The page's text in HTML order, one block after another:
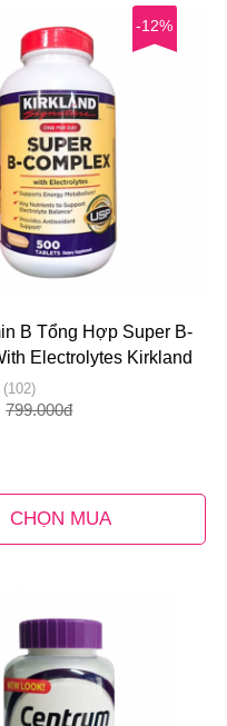
-12%
B Tổng Hợp Super B-
Electrolytes Kirkland
Mỹ
(102)
799.000đ
CHỌN MUA